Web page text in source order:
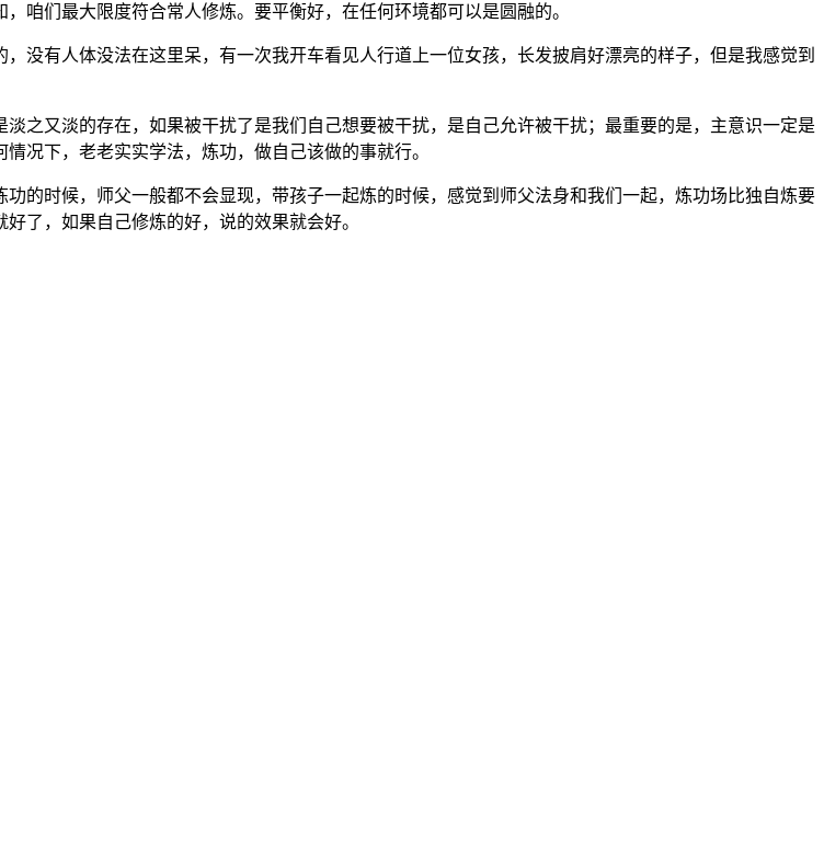
咱们最大限度符合常人修炼。要平衡好，在任何环境都可以是圆融的。
没有人体没法在这里呆，有一次我开车看见人行道上一位女孩，长发披肩好漂亮的样子，但是我感觉到
之又淡的存在，如果被干扰了是我们自己想要被干扰，是自己允许被干扰；最重要的是，主意识一定是
况下，老老实实学法，炼功，做自己该做的事就行。
的时候，师父一般都不会显现，带孩子一起炼的时候，感觉到师父法身和我们一起，炼功场比独自炼要
了，如果自己修炼的好，说的效果就会好。